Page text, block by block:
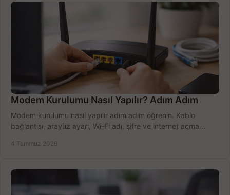
Modem Kurulumu Nasıl Yapılır? Adım Adım
Modem kurulumu nasıl yapılır adım adım öğrenin. Kablo
bağlantısı, arayüz ayarı, Wi-Fi adı, şifre ve internet açma
4 Temmuz 2026